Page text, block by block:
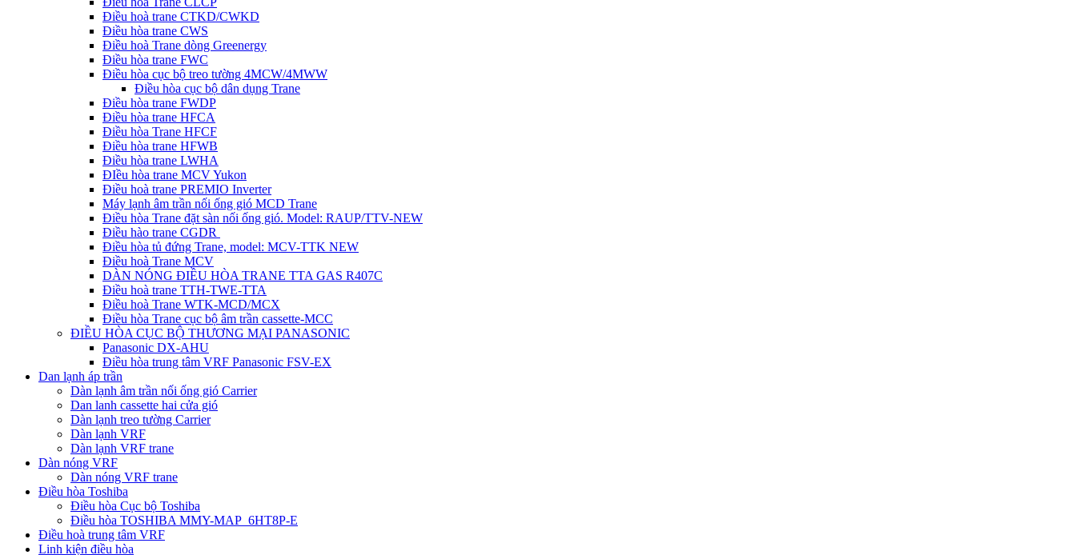
Điều hoà trane CTKD/CWKD
Điều hòa trane CWS
Điều hoà Trane dòng Greenergy
Điều hòa trane FWC
Điều hòa cục bộ treo tường 4MCW/4MWW
Điều hòa cục bộ dân dụng Trane
Điều hòa trane FWDP
Điều hòa trane HFCA
Điều hòa Trane HFCF
Điều hòa trane HFWB
Điều hòa trane LWHA
ĐIều hòa trane MCV Yukon
Điều hoà trane PREMIO Inverter
Máy lạnh âm trần nối ống gió MCD Trane
Điều hòa Trane đặt sàn nối ống gió. Model: RAUP/TTV-NEW
Điều hào trane CGDR
Điều hòa tủ đứng Trane, model: MCV-TTK NEW
Điều hoà Trane MCV
DÀN NÓNG ĐIỀU HÒA TRANE TTA GAS R407C
Điều hoà trane TTH-TWE-TTA
Điều hoà Trane WTK-MCD/MCX
Điều hòa Trane cục bộ âm trần cassette-MCC
ĐIỀU HÒA CỤC BỘ THƯƠNG MẠI PANASONIC
Panasonic DX-AHU
Điều hòa trung tâm VRF Panasonic FSV-EX
Dan lạnh áp trần
Dàn lạnh âm trần nối ống gió Carrier
Dan lanh cassette hai cửa gió
Dàn lạnh treo tường Carrier
Dàn lạnh VRF
Dàn lạnh VRF trane
Dàn nóng VRF
Dàn nóng VRF trane
Điều hòa Toshiba
Điều hòa Cục bộ Toshiba
Điều hòa TOSHIBA MMY-MAP_6HT8P-E
Điều hoà trung tâm VRF
Linh kiện điều hòa